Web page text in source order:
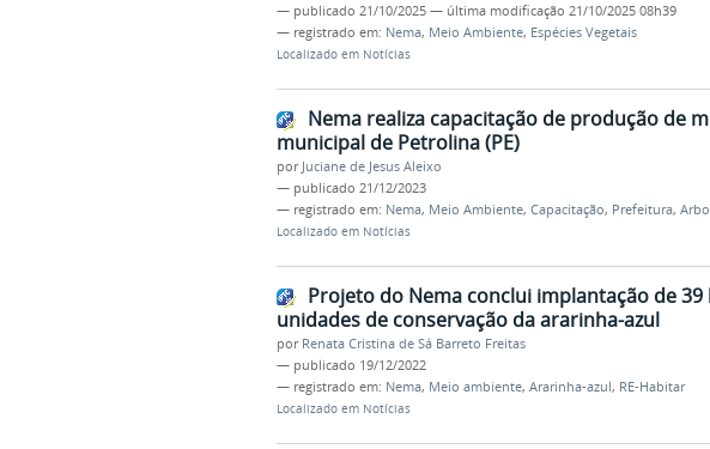
— publicado 21/10/2025 — última modificação 21/10/2025 08h39
— registrado em: Nema, Meio Ambiente, Espécies Vegetais
Localizado em Notícias
Nema realiza capacitação de produção de
municipal de Petrolina (PE)
por Juciane de Jesus Aleixo
— publicado 21/12/2023
— registrado em: Nema, Meio Ambiente, Capacitação, Prefeitura,
Localizado em Notícias
Projeto do Nema conclui implantação de 39
unidades de conservação da ararinha-azul
por Renata Cristina de Sá Barreto Freitas
— publicado 19/12/2022
— registrado em: Nema, Meio ambiente, Ararinha-azul, RE-Habitar
Localizado em Notícias